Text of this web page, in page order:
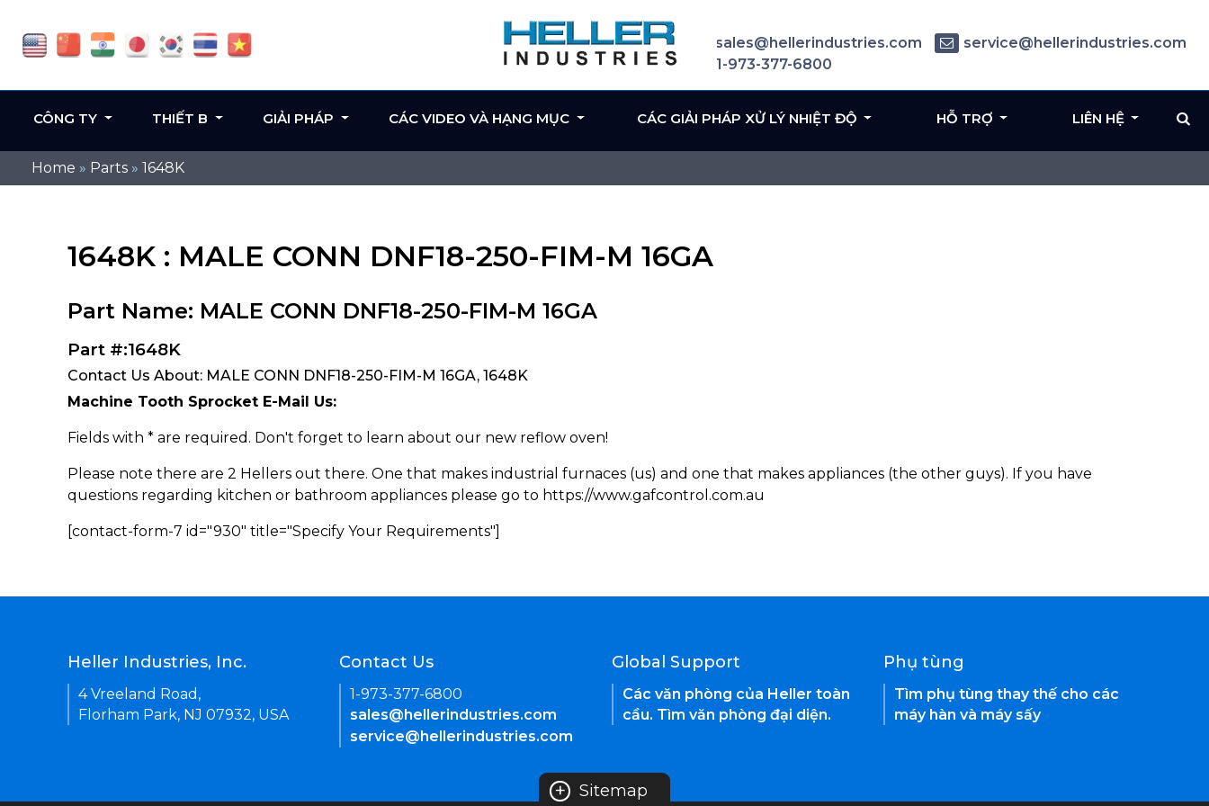
Home » Parts » 1648K
1648K : MALE CONN DNF18-250-FIM-M 16GA
Part Name: MALE CONN DNF18-250-FIM-M 16GA
Part #:1648K
Contact Us About: MALE CONN DNF18-250-FIM-M 16GA, 1648K
Machine Tooth Sprocket E-Mail Us:
Fields with * are required. Don't forget to learn about our new reflow oven!
Please note there are 2 Hellers out there. One that makes industrial furnaces (us) and one that makes appliances (the other guys). If you have
questions regarding kitchen or bathroom appliances please go to https://www.gafcontrol.com.au
[contact-form-7 id="930" title="Specify Your Requirements"]
sales@hellerindustries.com
service@hellerindustries.com
1-973-377-6800
CÔNG TY THIẾT B GIẢI PHÁP CÁC VIDEO VÀ HẠNG MỤC CÁC GIẢI PHÁP XỬ LÝ NHIỆT ĐỘ HỖ TRỢ LIÊN HỆ
Heller Industries, Inc.
4 Vreeland Road,
Florham Park, NJ 07932, USA
Contact Us
1-973-377-6800
sales@hellerindustries.com
service@hellerindustries.com
Global Support
Các văn phòng của Heller toàn
cầu. Tìm văn phòng đại diện.
Phụ tùng
Tìm phụ tùng thay thế cho các
máy hàn và máy sấy
+ Sitemap